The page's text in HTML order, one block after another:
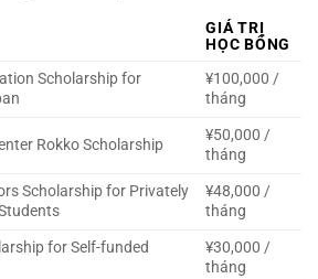
GIÁ TRỊ
HỌC BỔNG
Scholarship for
¥100,000 /
tháng
Rokko Scholarship
¥50,000 /
tháng
Scholarship for Privately
¥48,000 /
tháng
for Self-funded
¥30,000 /
tháng